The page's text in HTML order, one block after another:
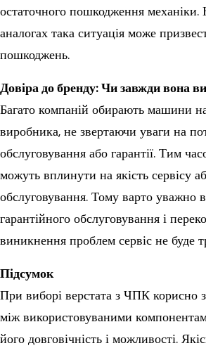
остаточного пошкодження механіки.
аналогах така ситуація може
пошкоджень.
Довіра до бренду: Чи завжди вона
Багато компаній обирають машини на
виробника, не звертаючи уваги на
обслуговування або гарантії. Тим
можуть вплинути на якість сервісу
обслуговування. Тому варто уважно
гарантійного обслуговування і
виникнення проблем сервіс не буде
Підсумок
При виборі верстата з ЧПК корисно
між використовуваними
його довговічність і можливості.